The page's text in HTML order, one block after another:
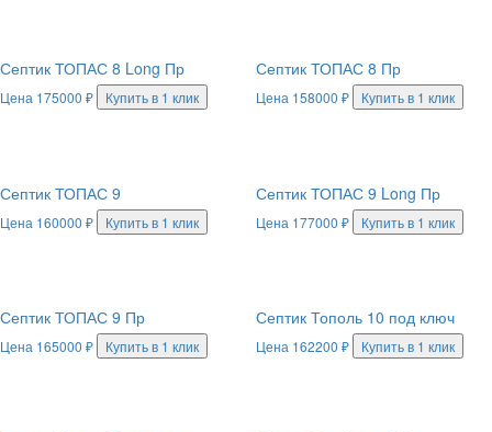
Септик ТОПАС 8 Long Пр
Цена 175000 ₽ Купить в 1 клик
Септик ТОПАС 8 Пр
Цена 158000 ₽ Купить в 1 клик
Септик ТОПАС 9
Цена 160000 ₽ Купить в 1 клик
Септик ТОПАС 9 Long Пр
Цена 177000 ₽ Купить в 1 клик
Септик ТОПАС 9 Пр
Цена 165000 ₽ Купить в 1 клик
Септик Тополь 10 под ключ
Цена 162200 ₽ Купить в 1 клик